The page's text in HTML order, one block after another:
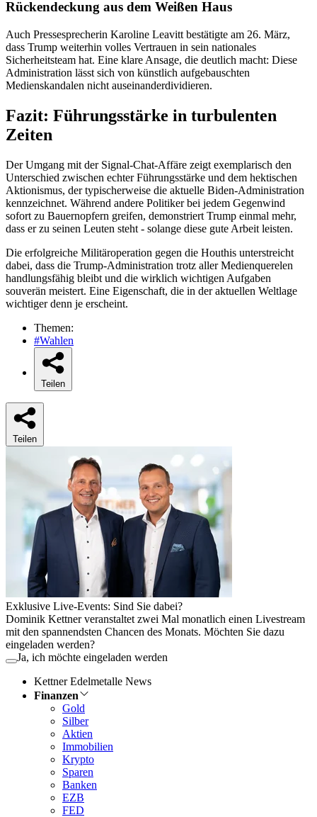
Rückendeckung aus dem Weißen Haus
Auch Pressesprecherin Karoline Leavitt bestätigte am 26. März,
dass Trump weiterhin volles Vertrauen in sein nationales
Sicherheitsteam hat. Eine klare Ansage, die deutlich macht: Diese
Administration lässt sich von künstlich aufgebauschten
Medienskandalen nicht auseinanderdividieren.
Fazit: Führungsstärke in turbulenten
Zeiten
Der Umgang mit der Signal-Chat-Affäre zeigt exemplarisch den
Unterschied zwischen echter Führungsstärke und dem hektischen
Aktionismus, der typischerweise die aktuelle Biden-Administration
kennzeichnet. Während andere Politiker bei jedem Gegenwind
sofort zu Bauernopfern greifen, demonstriert Trump einmal mehr,
dass er zu seinen Leuten steht - solange diese gute Arbeit leisten.
Die erfolgreiche Militäroperation gegen die Houthis unterstreicht
dabei, dass die Trump-Administration trotz aller Medienquerelen
handlungsfähig bleibt und die wirklich wichtigen Aufgaben
souverän meistert. Eine Eigenschaft, die in der aktuellen Weltlage
wichtiger denn je erscheint.
Themen:
#Wahlen
Teilen
Teilen
Exklusive Live-Events: Sind Sie dabei?
Dominik Kettner veranstaltet zwei Mal monatlich einen Livestream
mit den spannendsten Chancen des Monats. Möchten Sie dazu
eingeladen werden?
Ja, ich möchte eingeladen werden
Kettner Edelmetalle News
Finanzen
Gold
Silber
Aktien
Immobilien
Krypto
Sparen
Banken
EZB
FED